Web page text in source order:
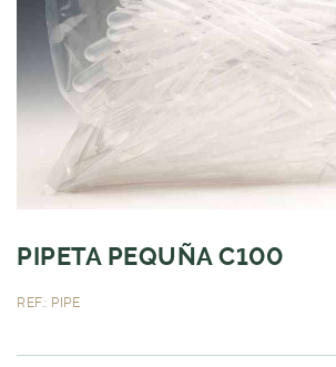
PIPETA PEQUÑA C100
REF.: PIPE